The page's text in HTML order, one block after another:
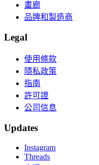
畫廊
品牌和製造商
Legal
使用條款
隱私政策
指南
許可證
公司信息
Updates
Instagram
Threads